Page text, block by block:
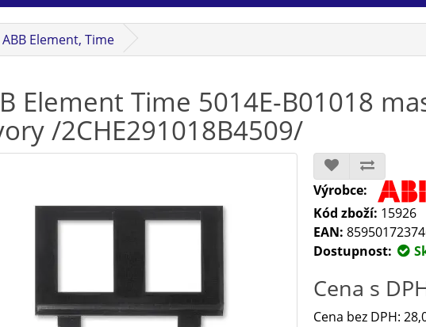
ABB Element, Time
Element Time 5014E-B01018
/2CHE291018B4509/
Výrobce:
Kód zboží: 15926
EAN:
Dostupnost:
Cena s
Cena bez DPH: